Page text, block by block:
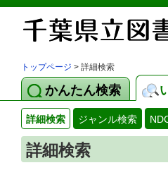
トップページ > 詳細検索
かんたん検索
詳細検索 ジャンル検索
詳細検索